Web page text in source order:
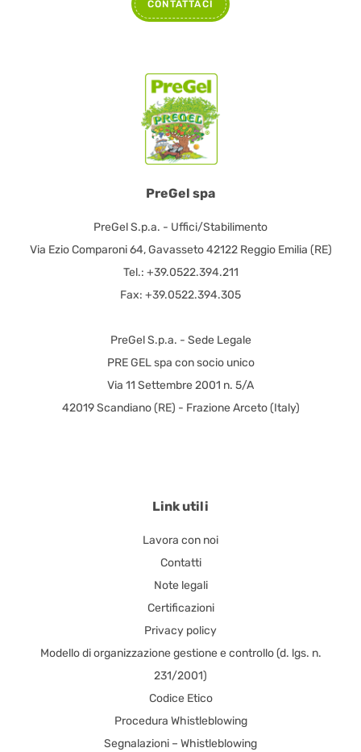
PreGel spa
PreGel S.p.a. - Uffici/Stabilimento
Via Ezio Comparoni 64, Gavasseto 42122 Reggio Emilia (RE)
Tel.: +39.0522.394.211
Fax: +39.0522.394.305
PreGel S.p.a. - Sede Legale
PRE GEL spa con socio unico
Via 11 Settembre 2001 n. 5/A
42019 Scandiano (RE) - Frazione Arceto (Italy)
Link utili
Lavora con noi
Contatti
Note legali
Certificazioni
Privacy policy
Modello di organizzazione gestione e controllo (d. lgs. n.
231/2001)
Codice Etico
Procedura Whistleblowing
Segnalazioni – Whistleblowing
CONTATTACI